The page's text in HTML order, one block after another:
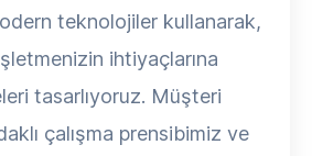
teknolojiler kullanarak,
ihtiyaçlarına
tasarlıyoruz. Müşteri
çalışma prensibimiz ve